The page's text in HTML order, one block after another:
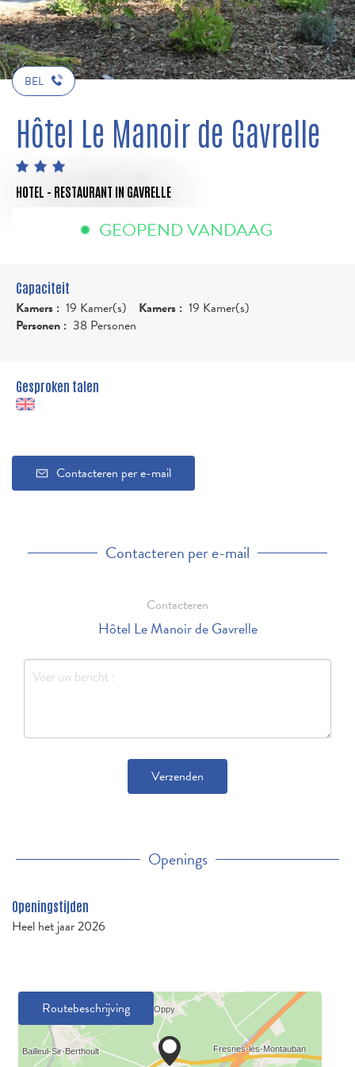
BEL
Hôtel Le Manoir de Gavrelle
HOTEL - RESTAURANT IN GAVRELLE
GEOPEND VANDAAG
Capaciteit
Kamers : 19 Kamer(s) Kamers : 19 Kamer(s)
Personen : 38 Personen
Gesproken talen
Contacteren per e-mail
Contacteren per e-mail
Contacteren
Hôtel Le Manoir de Gavrelle
Verzenden
Openings
Openingstijden
Heel het jaar 2026
Routebeschrijving